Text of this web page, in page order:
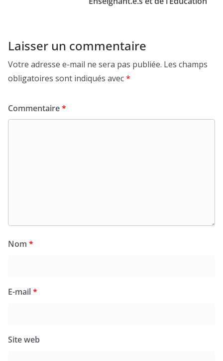
Laisser un commentaire
Votre adresse e-mail ne sera pas publiée. Les champs
obligatoires sont indiqués avec*
Commentaire*
Nom *
E-mail*
Site web